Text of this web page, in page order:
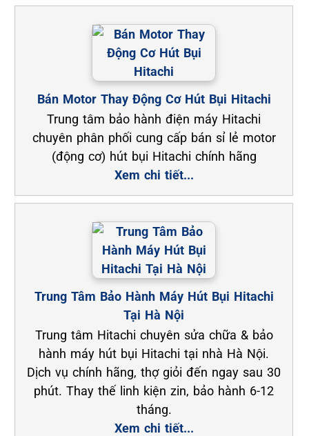
Bán Motor Thay Động Cơ Hút Bụi Hitachi
Trung tâm bảo hành điện máy Hitachi
chuyên phân phối cung cấp bán sỉ lẻ motor
(động cơ) hút bụi Hitachi chính hãng
Xem chi tiết...
Trung Tâm Bảo Hành Máy Hút Bụi Hitachi
Tại Hà Nội
Trung tâm Hitachi chuyên sửa chữa & bảo
hành máy hút bụi Hitachi tại nhà Hà Nội.
Dịch vụ chính hãng, thợ giỏi đến ngay sau 30
phút. Thay thế linh kiện zin, bảo hành 6-12
tháng.
Xem chi tiết...